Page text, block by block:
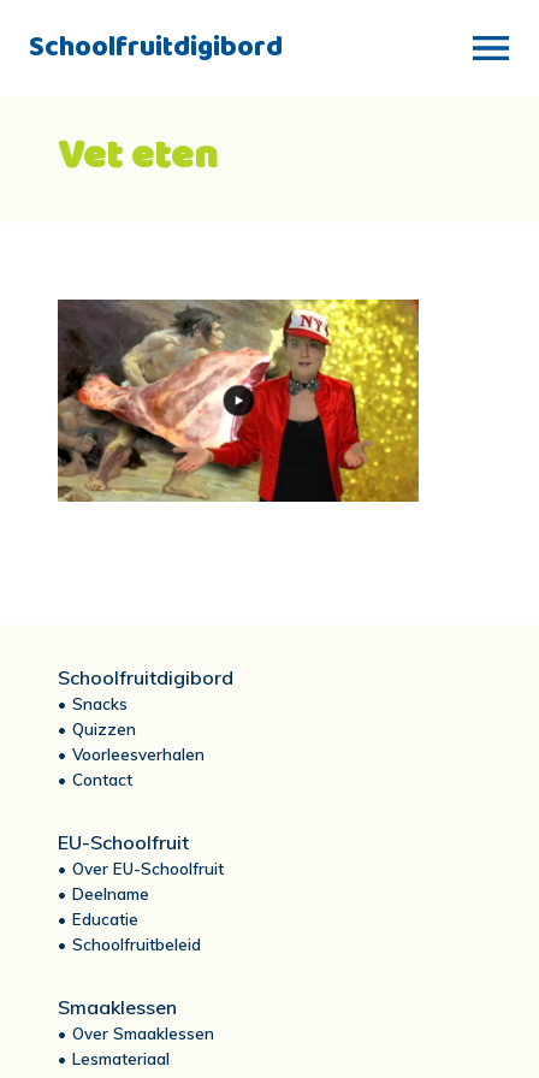
Schoolfruitdigibord
Vet eten
Schoolfruitdigibord
Snacks
Quizzen
Voorleesverhalen
Contact
EU-Schoolfruit
Over EU-Schoolfruit
Deelname
Educatie
Schoolfruitbeleid
Smaaklessen
Over Smaaklessen
Lesmateriaal